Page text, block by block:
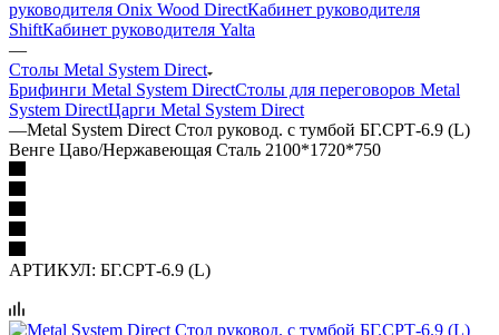
руководителя Onix Wood DirectКабинет руководителя
ShiftКабинет руководителя Yalta
—
Столы Metal System Direct
Брифинги Metal System DirectСтолы для переговоров Metal
System DirectЦарги Metal System Direct
—Metal System Direct Стол руковод. с тумбой БГ.СРТ-6.9 (L)
Венге Цаво/Нержавеющая Сталь 2100*1720*750
АРТИКУЛ: БГ.СРТ-6.9 (L)